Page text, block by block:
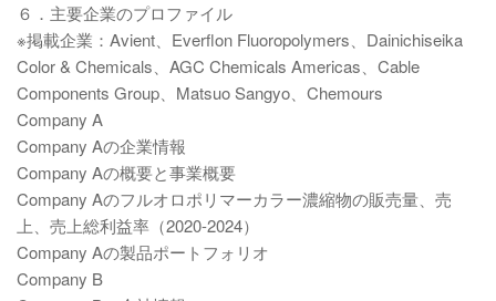
６．主要企業のプロファイル
※掲載企業：Avient、Everflon Fluoropolymers、Dainichiseika
Color & Chemicals、AGC Chemicals Americas、Cable
Components Group、Matsuo Sangyo、Chemours
Company A
Company Aの企業情報
Company Aの概要と事業概要
Company Aのフルオロポリマーカラー濃縮物の販売量、売
上、売上総利益率（2020-2024）
Company Aの製品ポートフォリオ
Company B